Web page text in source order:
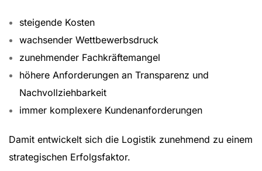
steigende Kosten
wachsender Wettbewerbsdruck
zunehmender Fachkräftemangel
höhere Anforderungen an Transparenz und
Nachvollziehbarkeit
immer komplexere Kundenanforderungen
Damit entwickelt sich die Logistik zunehmend zu einem
strategischen Erfolgsfaktor.